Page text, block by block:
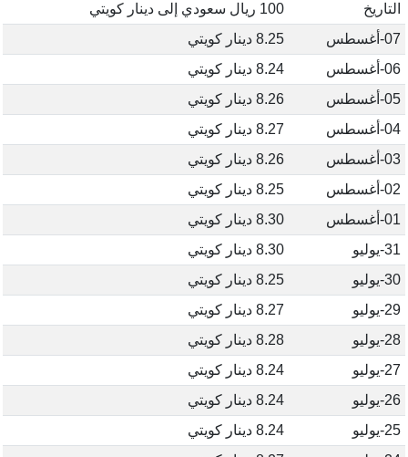
التاريخ
100 ريال سعودي إلى دينار كويتي
07-أغسطس
8.25 دينار كويتي
06-أغسطس
8.24 دينار كويتي
05-أغسطس
8.26 دينار كويتي
04-أغسطس
8.27 دينار كويتي
03-أغسطس
8.26 دينار كويتي
02-أغسطس
8.25 دينار كويتي
01-أغسطس
8.30 دينار كويتي
31-يوليو
8.30 دينار كويتي
30-يوليو
8.25 دينار كويتي
29-يوليو
8.27 دينار كويتي
28-يوليو
8.28 دينار كويتي
27-يوليو
8.24 دينار كويتي
26-يوليو
8.24 دينار كويتي
25-يوليو
8.24 دينار كويتي